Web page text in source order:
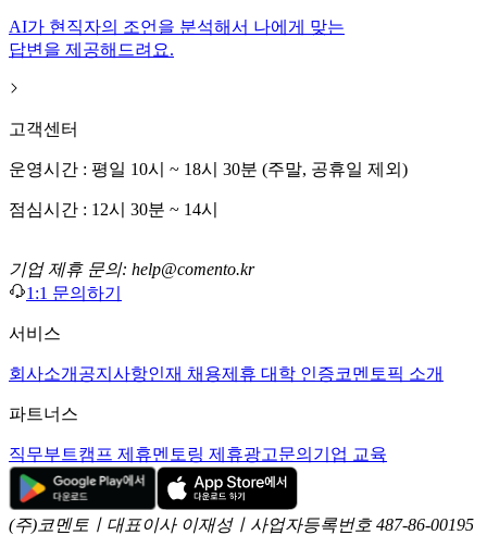
AI가 현직자의 조언을 분석해서 나에게 맞는
답변을 제공해드려요.
고객센터
운영시간 : 평일 10시 ~ 18시 30분 (주말, 공휴일 제외)
점심시간 : 12시 30분 ~ 14시
기업 제휴 문의: help@comento.kr
1:1 문의하기
서비스
회사소개 공지사항인재 채용제휴 대학 인증코멘토픽 소개
파트너스
직무부트캠프 제휴멘토링 제휴광고문의 기업 교육
(주)코멘토ㅣ대표이사 이재성ㅣ사업자등록번호 487-86-00195